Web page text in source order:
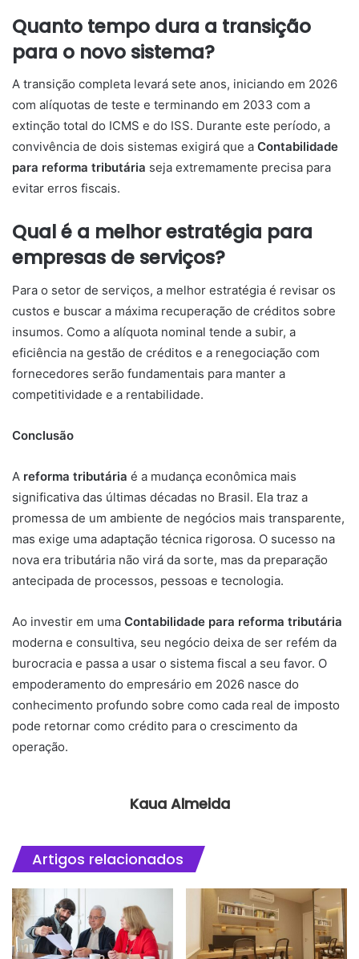
Quanto tempo dura a transição
para o novo sistema?
A transição completa levará sete anos, iniciando em 2026
com alíquotas de teste e terminando em 2033 com a
extinção total do ICMS e do ISS. Durante este período, a
convivência de dois sistemas exigirá que a Contabilidade
para reforma tributária seja extremamente precisa para
evitar erros fiscais.
Qual é a melhor estratégia para
empresas de serviços?
Para o setor de serviços, a melhor estratégia é revisar os
custos e buscar a máxima recuperação de créditos sobre
insumos. Como a alíquota nominal tende a subir, a
eficiência na gestão de créditos e a renegociação com
fornecedores serão fundamentais para manter a
competitividade e a rentabilidade.
Conclusão
A reforma tributária é a mudança econômica mais
significativa das últimas décadas no Brasil. Ela traz a
promessa de um ambiente de negócios mais transparente,
mas exige uma adaptação técnica rigorosa. O sucesso na
nova era tributária não virá da sorte, mas da preparação
antecipada de processos, pessoas e tecnologia.
Ao investir em uma Contabilidade para reforma tributária
moderna e consultiva, seu negócio deixa de ser refém da
burocracia e passa a usar o sistema fiscal a seu favor. O
empoderamento do empresário em 2026 nasce do
conhecimento profundo sobre como cada real de imposto
pode retornar como crédito para o crescimento da
operação.
Kaua Almeida
Artigos relacionados